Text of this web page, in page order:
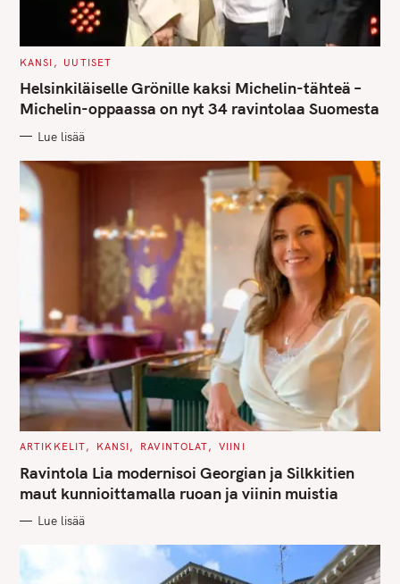
C
T
E
G
O
I
S
KANSI UUTISET
Helsinkiläiselle Grönille kaksi Michelin-tähteä –
Michelin-oppaassa on nyt 34 ravintolaa Suomesta
Lue lisää
C
T
E
G
O
I
ARTIKKELIT KANSI RAVINTOLAT VIINI
Ravintola Lia modernisoi Georgian ja Silkkitien
maut kunnioittamalla ruoan ja viinin muistia
Lue lisää
c
h
f
o
r
: